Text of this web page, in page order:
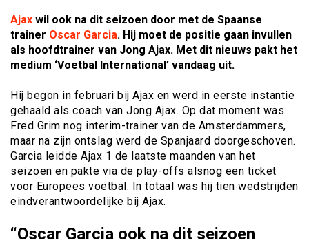
Ajax wil ook na dit seizoen door met de Spaanse
trainer Oscar Garcia. Hij moet de positie gaan invullen
als hoofdtrainer van Jong Ajax. Met dit nieuws pakt het
medium ‘Voetbal International’ vandaag uit.
Hij begon in februari bij Ajax en werd in eerste instantie
gehaald als coach van Jong Ajax. Op dat moment was
Fred Grim nog interim-trainer van de Amsterdammers,
maar na zijn ontslag werd de Spanjaard doorgeschoven.
Garcia leidde Ajax 1 de laatste maanden van het
seizoen en pakte via de play-offs alsnog een ticket
voor Europees voetbal. In totaal was hij tien wedstrijden
eindverantwoordelijke bij Ajax.
“Oscar Garcia ook na dit seizoen